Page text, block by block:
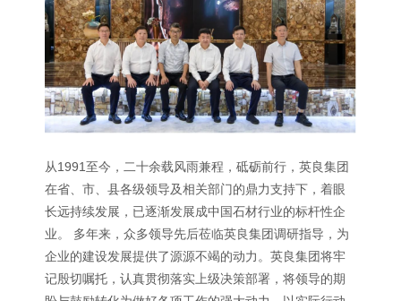
从1991至今，二十余载风雨兼程，砥砺前行，英良集团
在省、市、县各级领导及相关部门的鼎力支持下，着眼
长远持续发展，已逐渐发展成中国石材行业的标杆性企
业。 多年来，众多领导先后莅临英良集团调研指导，为
企业的建设发展提供了源源不竭的动力。英良集团将牢
记殷切嘱托，认真贯彻落实上级决策部署，将领导的期